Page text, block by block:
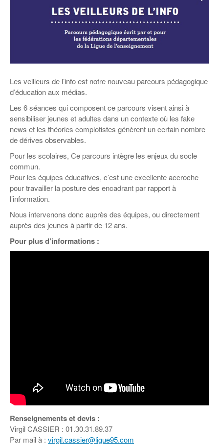
Malle pédagogique « Parcours d’exils
d’hier et d’aujourd’hui »
Story play’r
La ligue 95 et Recyclivre
Les veilleurs de l’info
Education verte
Formation Eco-délégué.es
Actualité Ecole
… Formations BAFD
Pour s’inscrire
Actualités loisirs
Les veilleurs de l’info est notre nouveau parcours pédagogique
d’éducation aux médias.
Les 6 séances qui composent ce parcours visent ainsi à
sensibiliser jeunes et adultes dans un contexte où les fake
news et les théories complotistes génèrent un certain nombre
de dérives observables.
Pour les scolaires, Ce parcours intègre les enjeux du socle
commun.
Pour les équipes éducatives, c’est une excellente accroche
pour travailler la posture des encadrant par rapport à
l’information.
Nous intervenons donc auprès des équipes, ou directement
auprès des jeunes à partir de 12 ans.
Pour plus d’informations :
Renseignements et devis :
Virgil CASSIER : 01.30.31.89.37
Par mail à : virgil.cassier@ligue95.com